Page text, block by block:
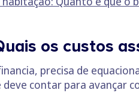
os custos
precisa de
contar para avançar